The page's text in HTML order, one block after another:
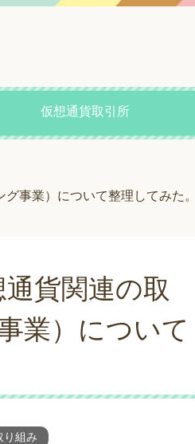
仮想通貨取引所
事業）について整理してみた。
貨関連の取
業）について
り組み